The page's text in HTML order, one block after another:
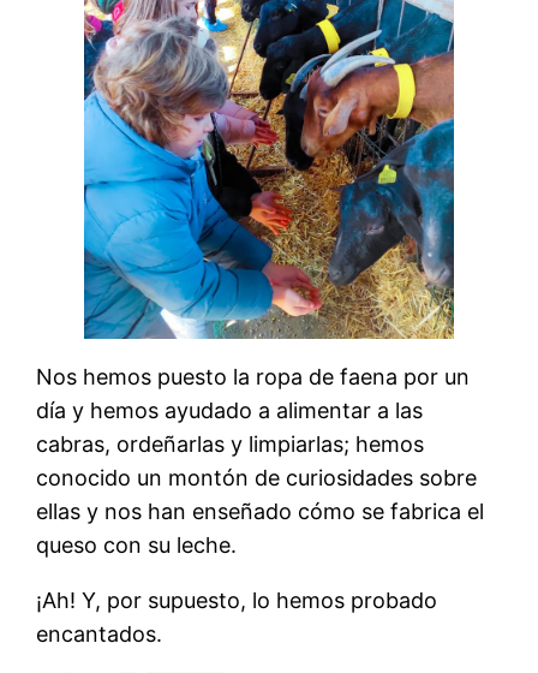
Nos hemos puesto la ropa de faena por un
día y hemos ayudado a alimentar a las
cabras, ordeñarlas y limpiarlas; hemos
conocido un montón de curiosidades sobre
ellas y nos han enseñado cómo se fabrica el
queso con su leche.
¡Ah! Y, por supuesto, lo hemos probado
encantados.